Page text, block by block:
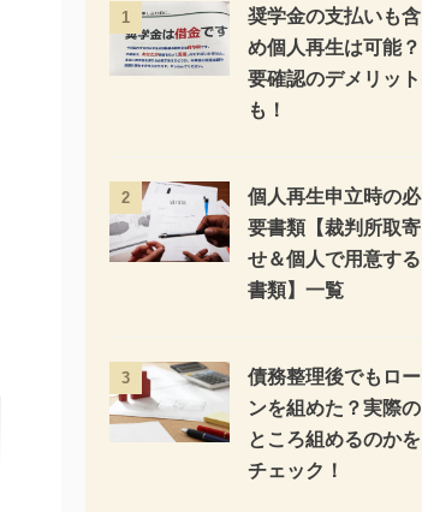
1
奨学金の支払いも含
め個人再生は可能？
要確認のデメリット
も！
2
個人再生申立時の必
要書類【裁判所取寄
せ＆個人で用意する
書類】一覧
3
債務整理後でもロー
ンを組めた？実際の
ところ組めるのかを
チェック！